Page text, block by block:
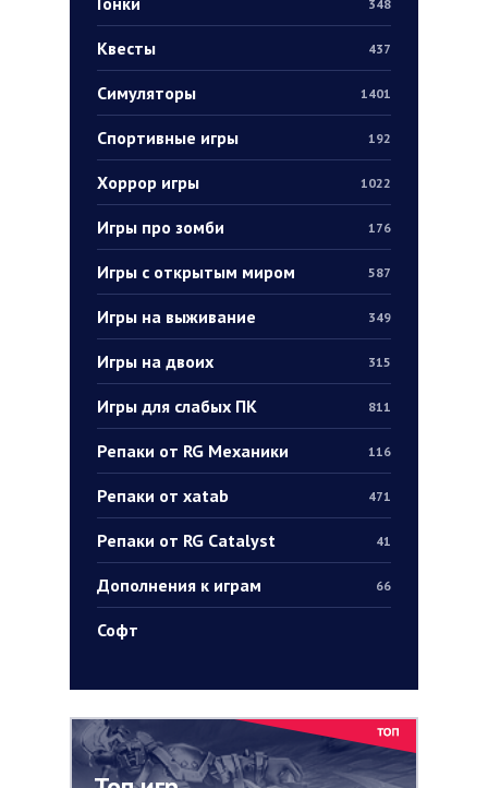
348
Квесты 437
Симуляторы 1401
Спортивные игры 192
Хоррор игры 1022
Игры про зомби 176
Игры с открытым миром 587
Игры на выживание 349
Игры на двоих 315
Игры для слабых ПК 811
Репаки от RG Механики 116
Репаки от xatab 471
Репаки от RG Catalyst 41
Дополнения к играм 66
Софт